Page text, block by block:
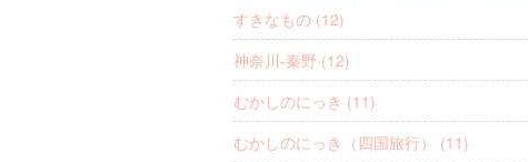
すきなもの (12)
神奈川-秦野 (12)
むかしのにっき (11)
むかしのにっき（四国旅行） (11)